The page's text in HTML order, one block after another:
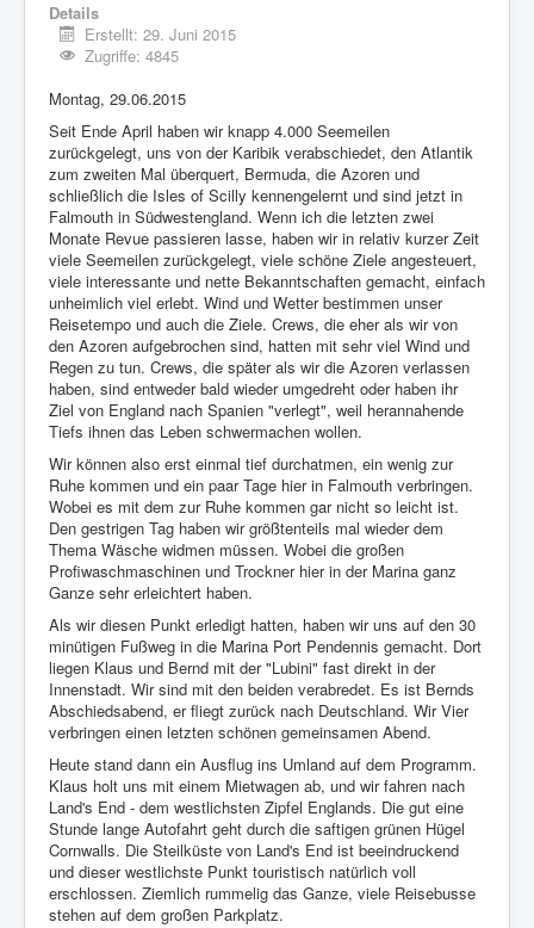
Impressum
Datenschutz
Details
Erstellt: 29. Juni 2015
Zugriffe: 4845
Montag, 29.06.2015
Seit Ende April haben wir knapp 4.000 Seemeilen
zurückgelegt, uns von der Karibik verabschiedet, den Atlantik
zum zweiten Mal überquert, Bermuda, die Azoren und
schließlich die Isles of Scilly kennengelernt und sind jetzt in
Falmouth in Südwestengland. Wenn ich die letzten zwei
Monate Revue passieren lasse, haben wir in relativ kurzer Zeit
viele Seemeilen zurückgelegt, viele schöne Ziele angesteuert,
viele interessante und nette Bekanntschaften gemacht, einfach
unheimlich viel erlebt. Wind und Wetter bestimmen unser
Reisetempo und auch die Ziele. Crews, die eher als wir von
den Azoren aufgebrochen sind, hatten mit sehr viel Wind und
Regen zu tun. Crews, die später als wir die Azoren verlassen
haben, sind entweder bald wieder umgedreht oder haben ihr
Ziel von England nach Spanien "verlegt", weil herannahende
Tiefs ihnen das Leben schwermachen wollen.
Wir können also erst einmal tief durchatmen, ein wenig zur
Ruhe kommen und ein paar Tage hier in Falmouth verbringen.
Wobei es mit dem zur Ruhe kommen gar nicht so leicht ist.
Den gestrigen Tag haben wir größtenteils mal wieder dem
Thema Wäsche widmen müssen. Wobei die großen
Profiwaschmaschinen und Trockner hier in der Marina ganz
Ganze sehr erleichtert haben.
Als wir diesen Punkt erledigt hatten, haben wir uns auf den 30
minütigen Fußweg in die Marina Port Pendennis gemacht. Dort
liegen Klaus und Bernd mit der "Lubini" fast direkt in der
Innenstadt. Wir sind mit den beiden verabredet. Es ist Bernds
Abschiedsabend, er fliegt zurück nach Deutschland. Wir Vier
verbringen einen letzten schönen gemeinsamen Abend.
Heute stand dann ein Ausflug ins Umland auf dem Programm.
Klaus holt uns mit einem Mietwagen ab, und wir fahren nach
Land's End - dem westlichsten Zipfel Englands. Die gut eine
Stunde lange Autofahrt geht durch die saftigen grünen Hügel
Cornwalls. Die Steilküste von Land's End ist beeindruckend
und dieser westlichste Punkt touristisch natürlich voll
erschlossen. Ziemlich rummelig das Ganze, viele Reisebusse
stehen auf dem großen Parkplatz.